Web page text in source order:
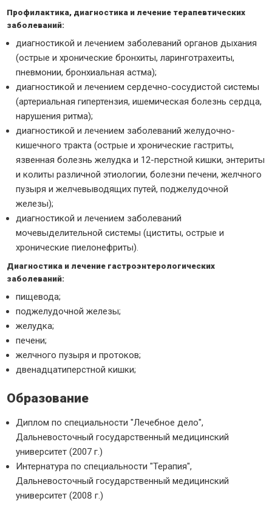
Профилактика, диагностика и лечение терапевтических
заболеваний:
диагностикой и лечением заболеваний органов дыхания
(острые и хронические бронхиты, ларинготрахеиты,
пневмонии, бронхиальная астма);
диагностикой и лечением сердечно-сосудистой системы
(артериальная гипертензия, ишемическая болезнь сердца,
нарушения ритма);
диагностикой и лечением заболеваний желудочно-
кишечного тракта (острые и хронические гастриты,
язвенная болезнь желудка и 12-перстной кишки, энтериты
и колиты различной этиологии, болезни печени, желчного
пузыря и желчевыводящих путей, поджелудочной
железы);
диагностикой и лечением заболеваний
мочевыделительной системы (циститы, острые и
хронические пиелонефриты).
Диагностика и лечение гастроэнтерологических
заболеваний:
пищевода;
поджелудочной железы;
желудка;
печени;
желчного пузыря и протоков;
двенадцатиперстной кишки;
Образование
Диплом по специальности "Лечебное дело",
Дальневосточный государственный медицинский
университет (2007 г.)
Интернатура по специальности "Терапия",
Дальневосточный государственный медицинский
университет (2008 г.)